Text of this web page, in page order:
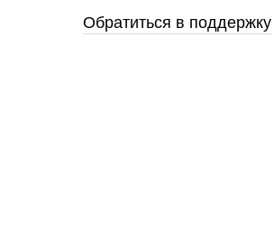
Обратиться в поддержку